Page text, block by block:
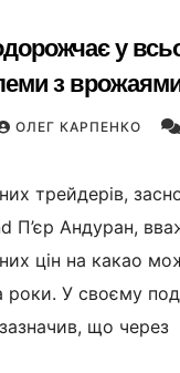
у
з
ОЛЕГ КАРПЕНКО
трейдерів,
П’єр Андуран,
цін на какао
роки. У своєму
що через